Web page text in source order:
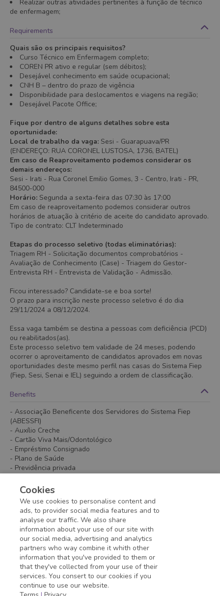
Realizar outras atividades pertinentes à função de técnico
de enfermagem;
Requirements
Quais são os principais requisitos?
Curso Técnico em Enfermagem completo;
COREN PR ativo e regular (sem débitos);
Desejável conhecimento em saúde ocupacional;
CNH B – dentro do prazo de vigência
Disponibilidade para deslocamentos e viagens na região;
Desejável Pacote Office;
Fique por dentro de alguns detalhes sobre esta
oportunidade:
Local de trabalho da vaga: Sesi - Guarapuava/PR
(ENDEREÇO: RUA CORONEL LUSTOSA, 1736, BATEL)
Em caso de Reaproveitamento podemos considerar os
demais endereços:
Sesi - Irati - Rua Coronel Emilio Gomes, 3 - Centro, Irati - PR,
84500-000
Horário: Segunda a sexta-feira das 07:30 às 17:00
Em caso de reaproveitamento podemos considerar outros
horários de atuação à critério de aceite do candidato aprovado.
Tipo de contrato: CLT Indeterminado
Etapas do processo seletivo (todas eliminatórias):
Triagem RH - Solicitação documentos comprobatórios -
Avaliação de Conhecimento (Case) - Triagem do Gestor-
Entrevista RH - Entrevista de Validação - Admissão.
Ficou interessado? Candidate-se e boa sorte!
O prazo para inscrição neste processo seletivo é do dia
29/11/2024 a 08/12/2024.
Essa vaga também se destina a pessoas com deficiência (PCD)
ou reabilitados(as).
Este processo seletivo tem validade de 24 meses, podendo
ocorrer o aproveitamento de candidatos aprovados em novas
oportunidades deste mesmo perfil nas casas do Sistema Fiep
(Fiep, Sesi, Senai e IEL) seguindo a ordem de classificação.
Benefits
- Associação Beneficente dos Servidores do Sistema Fiep
(ABESSFI)
- Auxílio Creche
- Cartão Viva Mais/Odontológico
- Empréstimo Consignado
- Plano de Saúde
- Previdência privada
- Serviços de Educação/ Descontos
- Vale Refeição/Alimentação
- Vale Transporte
Application deadline expired!
Cookies
We use cookies to personalise content and
ads, to provider social media features and to
analyse our traffic. We also share
information about your use of our site with
our social media, advertising and analytics
partners who way combine it whith other
information that you've provided to them or
that they've collected from your use of their
services. You consert to our cookies if you
continue to use our website.